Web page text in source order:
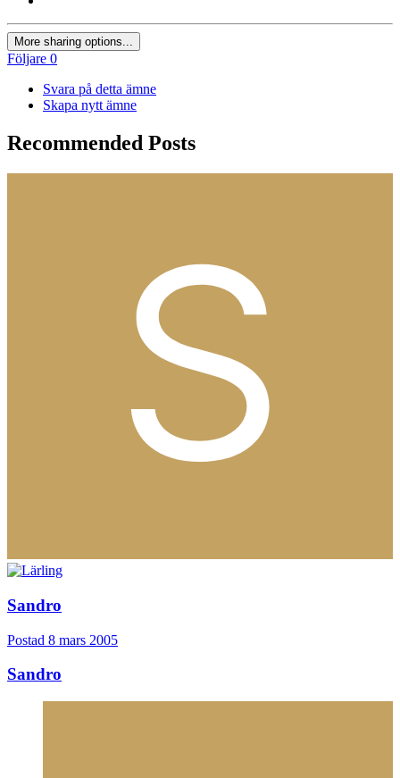
More sharing options...
Följare 0
Svara på detta ämne
Skapa nytt ämne
Recommended Posts
Sandro
Postad 8 mars 2005
Sandro